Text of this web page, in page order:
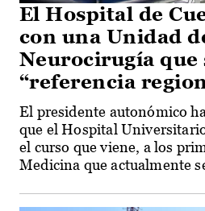
El Hospital de
con una Unidad
Neurocirugía que
“referencia
El presidente autonómico
que el Hospital
el curso que viene, a los
Medicina que actualmente